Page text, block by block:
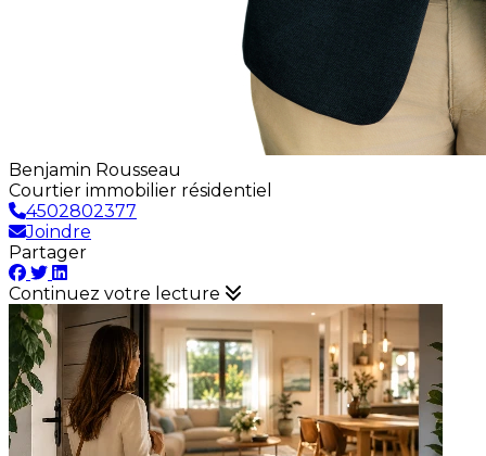
Benjamin Rousseau
Courtier immobilier résidentiel
4502802377
Joindre
Partager
Continuez votre lecture